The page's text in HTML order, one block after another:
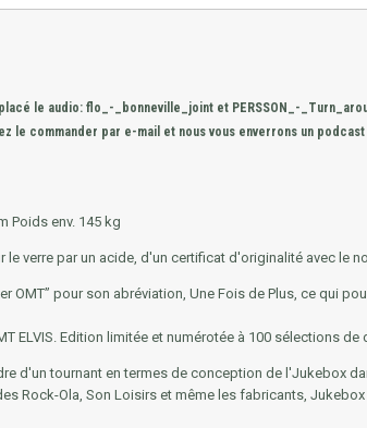
le audio: flo_-_bonneville_joint et PERSSON_-
le commander par e-mail et nous vous enverrons un podcast
Poids env. 145 kg
verre par un acide, d'un certificat d'originalité avec le
pour son abréviation, Une Fois de Plus, ce qui
ELVIS. Edition limitée et numérotée à 100 sélections de
d'un tournant en termes de conception de l'Jukebox
Rock-Ola, Son Loisirs et même les fabricants,